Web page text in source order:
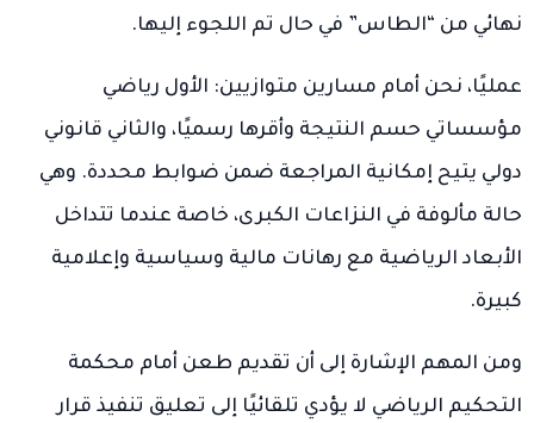
نهائي من “الطاس” في حال تم اللجوء إليها.
عمليًا، نحن أمام مسارين متوازيين: الأول رياضي
مؤسساتي حسم النتيجة وأقرها رسميًا، والثاني قانوني
دولي يتيح إمكانية المراجعة ضمن ضوابط محددة. وهي
حالة مألوفة في النزاعات الكبرى، خاصة عندما تتداخل
الأبعاد الرياضية مع رهانات مالية وسياسية وإعلامية
كبيرة.
ومن المهم الإشارة إلى أن تقديم طعن أمام محكمة
التحكيم الرياضي لا يؤدي تلقائيًا إلى تعليق تنفيذ قرار